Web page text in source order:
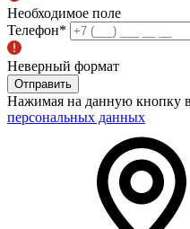
Необходимое поле
Телефон*
Неверный формат
Отправить
Нажимая на данную кнопку
персональных данных